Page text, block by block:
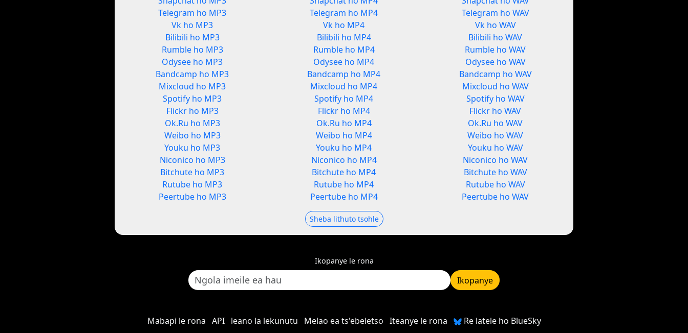
Telegram ho MP3
Vk ho MP3
Bilibili ho MP3
Rumble ho MP3
Odysee ho MP3
Bandcamp ho MP3
Mixcloud ho MP3
Spotify ho MP3
Flickr ho MP3
Ok.Ru ho MP3
Weibo ho MP3
Youku ho MP3
Niconico ho MP3
Bitchute ho MP3
Rutube ho MP3
Peertube ho MP3
Telegram ho MP4
Vk ho MP4
Bilibili ho MP4
Rumble ho MP4
Odysee ho MP4
Bandcamp ho MP4
Mixcloud ho MP4
Spotify ho MP4
Flickr ho MP4
Ok.Ru ho MP4
Weibo ho MP4
Youku ho MP4
Niconico ho MP4
Bitchute ho MP4
Rutube ho MP4
Peertube ho MP4
Telegram ho WAV
Vk ho WAV
Bilibili ho WAV
Rumble ho WAV
Odysee ho WAV
Bandcamp ho WAV
Mixcloud ho WAV
Spotify ho WAV
Flickr ho WAV
Ok.Ru ho WAV
Weibo ho WAV
Youku ho WAV
Niconico ho WAV
Bitchute ho WAV
Rutube ho WAV
Peertube ho WAV
Sheba lithuto tsohle
Ikopanye le rona
Ikopanye
Mabapi le rona API leano la lekunutu Melao ea ts'ebeletso Iteanye le rona Re latele ho BlueSky